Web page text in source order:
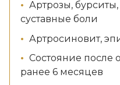
Артрозы,
суставные боли
Артросиновит,
Состояние после
ранее 6 месяцев